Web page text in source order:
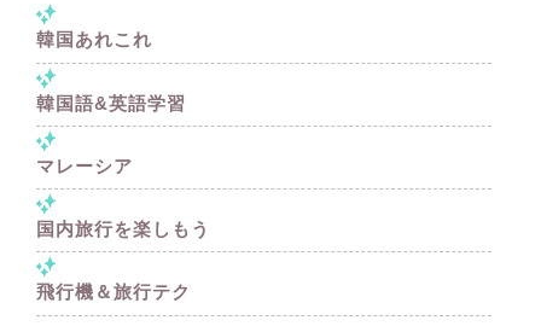
韓国あれこれ
韓国語&英語学習
マレーシア
国内旅行を楽しもう
飛行機＆旅行テク